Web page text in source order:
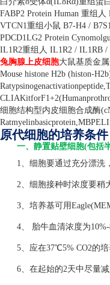
FABP2 Protein Human 重组人
VTCN1重组小鼠 B7-H4 /
PDCD1LG2 Protein
IL1R2重组人 IL1R2 / IL1RB /
兔胸腺上皮细胞大鼠基质金
Mouse histone H2b (histon-
细胞结构型内皮细胞合成酶
原代细胞的培养条件
一、静置贴壁细胞(包括
1、细胞要通过充分漂洗，
2、细胞接种时浓度要稍大
3、培养基可用Eagle(MEM
4、 胎牛血清浓度为10%-
5、应在37℃5% CO2的培
6、在起始的2天中尽量减